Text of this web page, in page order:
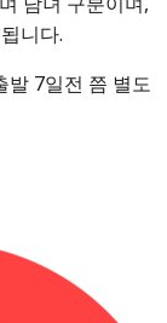
니다.
발 7일전 쯤 별도